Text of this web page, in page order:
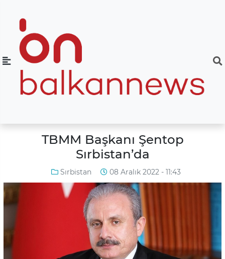
TBMM Başkanı Şentop
Sırbistan’da
Sırbistan 08 Aralık 2022 - 11:43